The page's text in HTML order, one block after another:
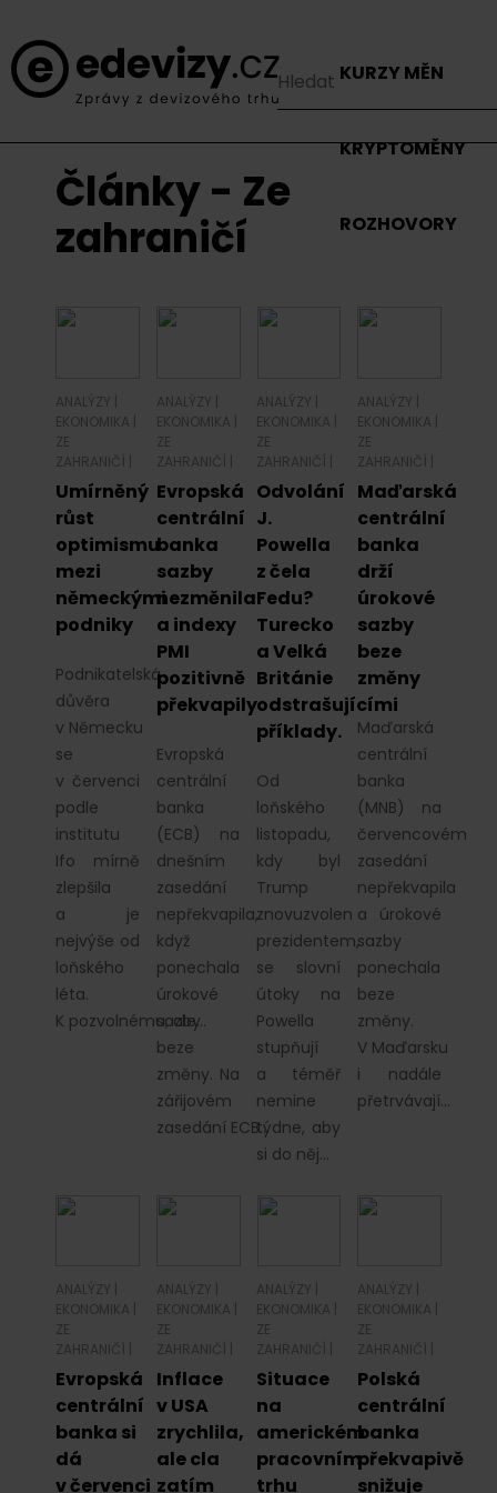
KURZY MĚN
KRYPTOMĚNY
ROZHOVORY
Články - Ze
zahraničí
ANALÝZY
EKONOMIKA
ZE
ZAHRANIČÍ
Umírněný
růst
optimismu
mezi
německými
podniky
Podnikatelská
důvěra
v Německu
se
v červenci
podle
institutu
Ifo mírně
zlepšila
a je
nejvýše od
loňského
léta.
K pozvolnému, ale…
ANALÝZY
EKONOMIKA
ZE
ZAHRANIČÍ
Evropská
centrální
banka
sazby
nezměnila
a indexy
PMI
pozitivně
překvapily
Evropská
centrální
banka
(ECB) na
dnešním
zasedání
nepřekvapila,
když
ponechala
úrokové
sazby
beze
změny. Na
zářijovém
zasedání ECB…
ANALÝZY
EKONOMIKA
ZE
ZAHRANIČÍ
Odvolání
J.
Powella
z čela
Fedu?
Turecko
a Velká
Británie
odstrašujícími
příklady.
Od
loňského
listopadu,
kdy byl
Trump
znovuzvolen
prezidentem,
se slovní
útoky na
Powella
stupňují
a téměř
nemine
týdne, aby
si do něj…
ANALÝZY
EKONOMIKA
ZE
ZAHRANIČÍ
Maďarská
centrální
banka
drží
úrokové
sazby
beze
změny
Maďarská
centrální
banka
(MNB) na
červencovém
zasedání
nepřekvapila
a úrokové
sazby
ponechala
beze
změny.
V Maďarsku
i nadále
přetrvávají…
ANALÝZY
EKONOMIKA
ZE
ZAHRANIČÍ
Evropská
centrální
banka si
dá
v červenci
ANALÝZY
EKONOMIKA
ZE
ZAHRANIČÍ
Inflace
v USA
zrychlila,
ale cla
zatím
ANALÝZY
EKONOMIKA
ZE
ZAHRANIČÍ
Situace
na
americkém
pracovním
trhu
ANALÝZY
EKONOMIKA
ZE
ZAHRANIČÍ
Polská
centrální
banka
překvapivě
snižuje